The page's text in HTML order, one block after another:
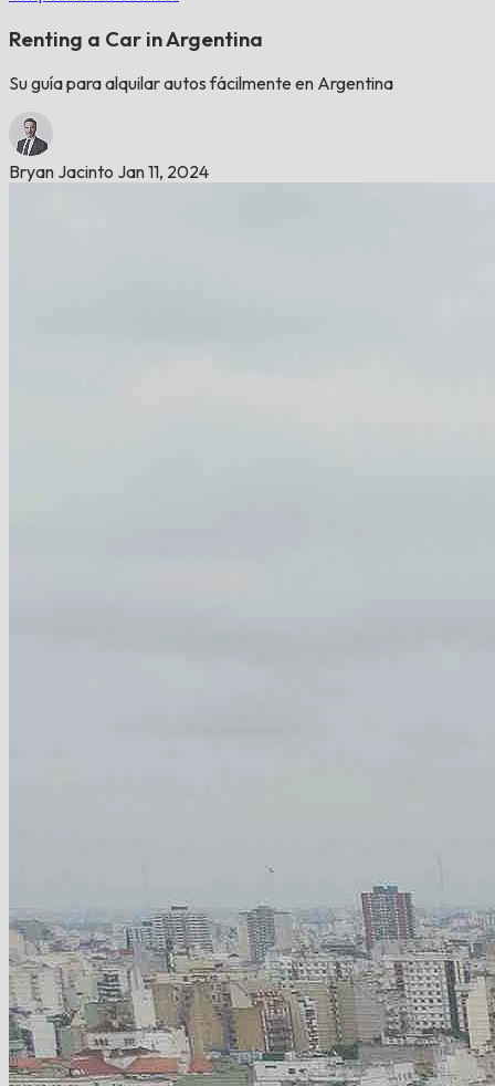
Renting a Car in Argentina
Su guía para alquilar autos fácilmente en Argentina
Bryan Jacinto Jan 11, 2024